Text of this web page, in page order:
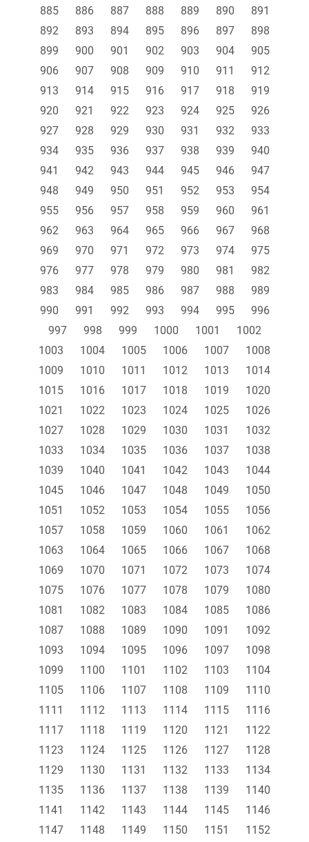
885
886 887 888 889 890
891
892
893 894 895 896 897
898
899
900 901 902 903 904
905
906
907 908 909 910 911
912
913
914 915 916 917 918
919
920
921 922 923 924 925
926
927
928 929 930 931 932
933
934
935 936 937 938 939
940
941
942 943 944 945 946
947
948
949 950 951 952 953
954
955
956 957 958 959 960
961
962
963 964 965 966 967
968
969
970 971 972 973 974
975
976
977 978 979 980 981
982
983
984 985 986 987 988
989
990
991 992 993 994 995
996
997
998 999 1000 1001
1002
1003
1004 1005 1006 1007
1008
1009
1010 1011 1012 1013
1014
1015
1016 1017 1018 1019
1020
1021
1022 1023 1024 1025
1026
1027
1028 1029 1030 1031
1032
1033
1034 1035 1036 1037
1038
1039
1040 1041 1042 1043
1044
1045
1046 1047 1048 1049
1050
1051
1052 1053 1054 1055
1056
1057
1058 1059 1060 1061
1062
1063
1064 1065 1066 1067
1068
1069
1070 1071 1072 1073
1074
1075
1076 1077 1078 1079
1080
1081
1082 1083 1084 1085
1086
1087
1088 1089 1090 1091
1092
1093
1094 1095 1096 1097
1098
1099
1100 1101 1102 1103
1104
1105
1106 1107 1108 1109
1110
1111
1112 1113 1114 1115
1116
1117
1118 1119 1120 1121
1122
1123
1124 1125 1126 1127
1128
1129
1130 1131 1132 1133
1134
1135
1136 1137 1138 1139
1140
1141
1142 1143 1144 1145
1146
1147
1148 1149 1150 1151 1152